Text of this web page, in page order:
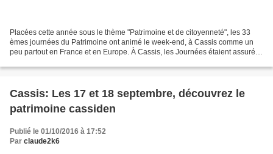
Placées cette année sous le thème "Patrimoine et de citoyenneté", les 33
èmes journées du Patrimoine ont animé le week-end, à Cassis comme un
peu partout en France et en Europe. À Cassis, les Journées étaient assurées
Cassis: Les 17 et 18 septembre, découvrez le
patrimoine cassiden
Publié le 01/10/2016 à 17:52
Par claude2k6